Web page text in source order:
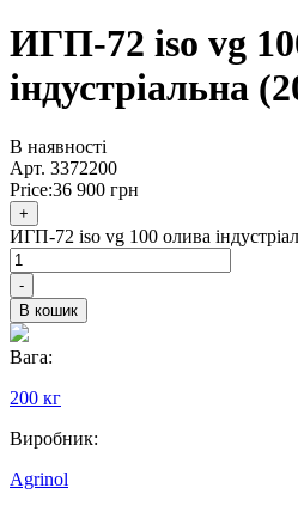
ИГП-72 iso vg
індустріальна
В наявності
Арт. 3372200
Price:36 900 грн
+
ИГП-72 iso vg 100 олива
-
В кошик
Вага:
200 кг
Виробник:
Agrinol